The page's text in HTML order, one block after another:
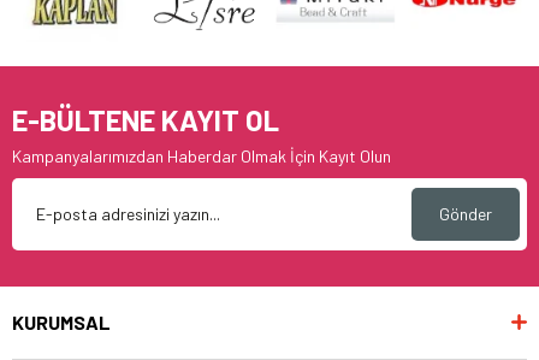
E-BÜLTENE KAYIT OL
Kampanyalarımızdan Haberdar Olmak İçin Kayıt Olun
Gönder
KURUMSAL